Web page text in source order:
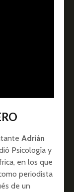
Adrián
Psicología y
en los que
periodista
de un